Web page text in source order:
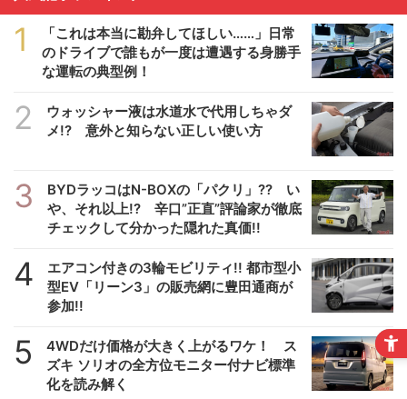
1
「これは本当に勘弁してほしい……」日常
のドライブで誰もが一度は遭遇する身勝手
な運転の典型例！
2
ウォッシャー液は水道水で代用しちゃダ
メ!? 意外と知らない正しい使い方
3
BYDラッコはN-BOXの「パクリ」?? い
や、それ以上!? 辛口”正直”評論家が徹底
チェックして分かった隠れた真価!!
4
エアコン付きの3輪モビリティ!! 都市型小
型EV「リーン3」の販売網に豊田通商が
参加!!
5
4WDだけ価格が大きく上がるワケ！ ス
ズキ ソリオの全方位モニター付ナビ標準
化を読み解く